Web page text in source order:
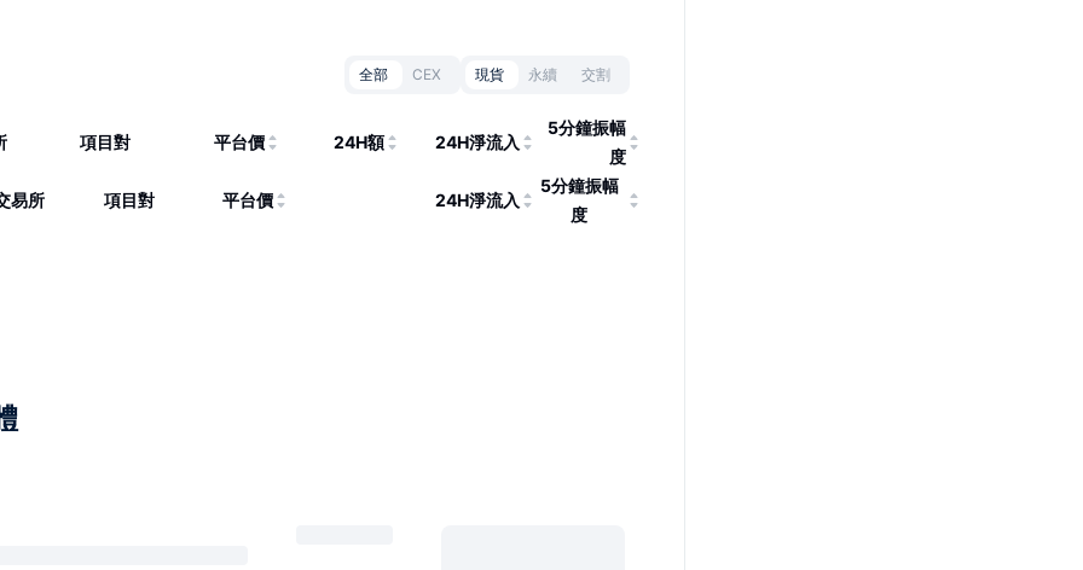
全部 CEX 現貨 永續 交割
項目對 平台價 24H額 24H淨流入
5分鐘振幅
度
易所 項目對 平台價 24H淨流入
5分鐘振幅
度